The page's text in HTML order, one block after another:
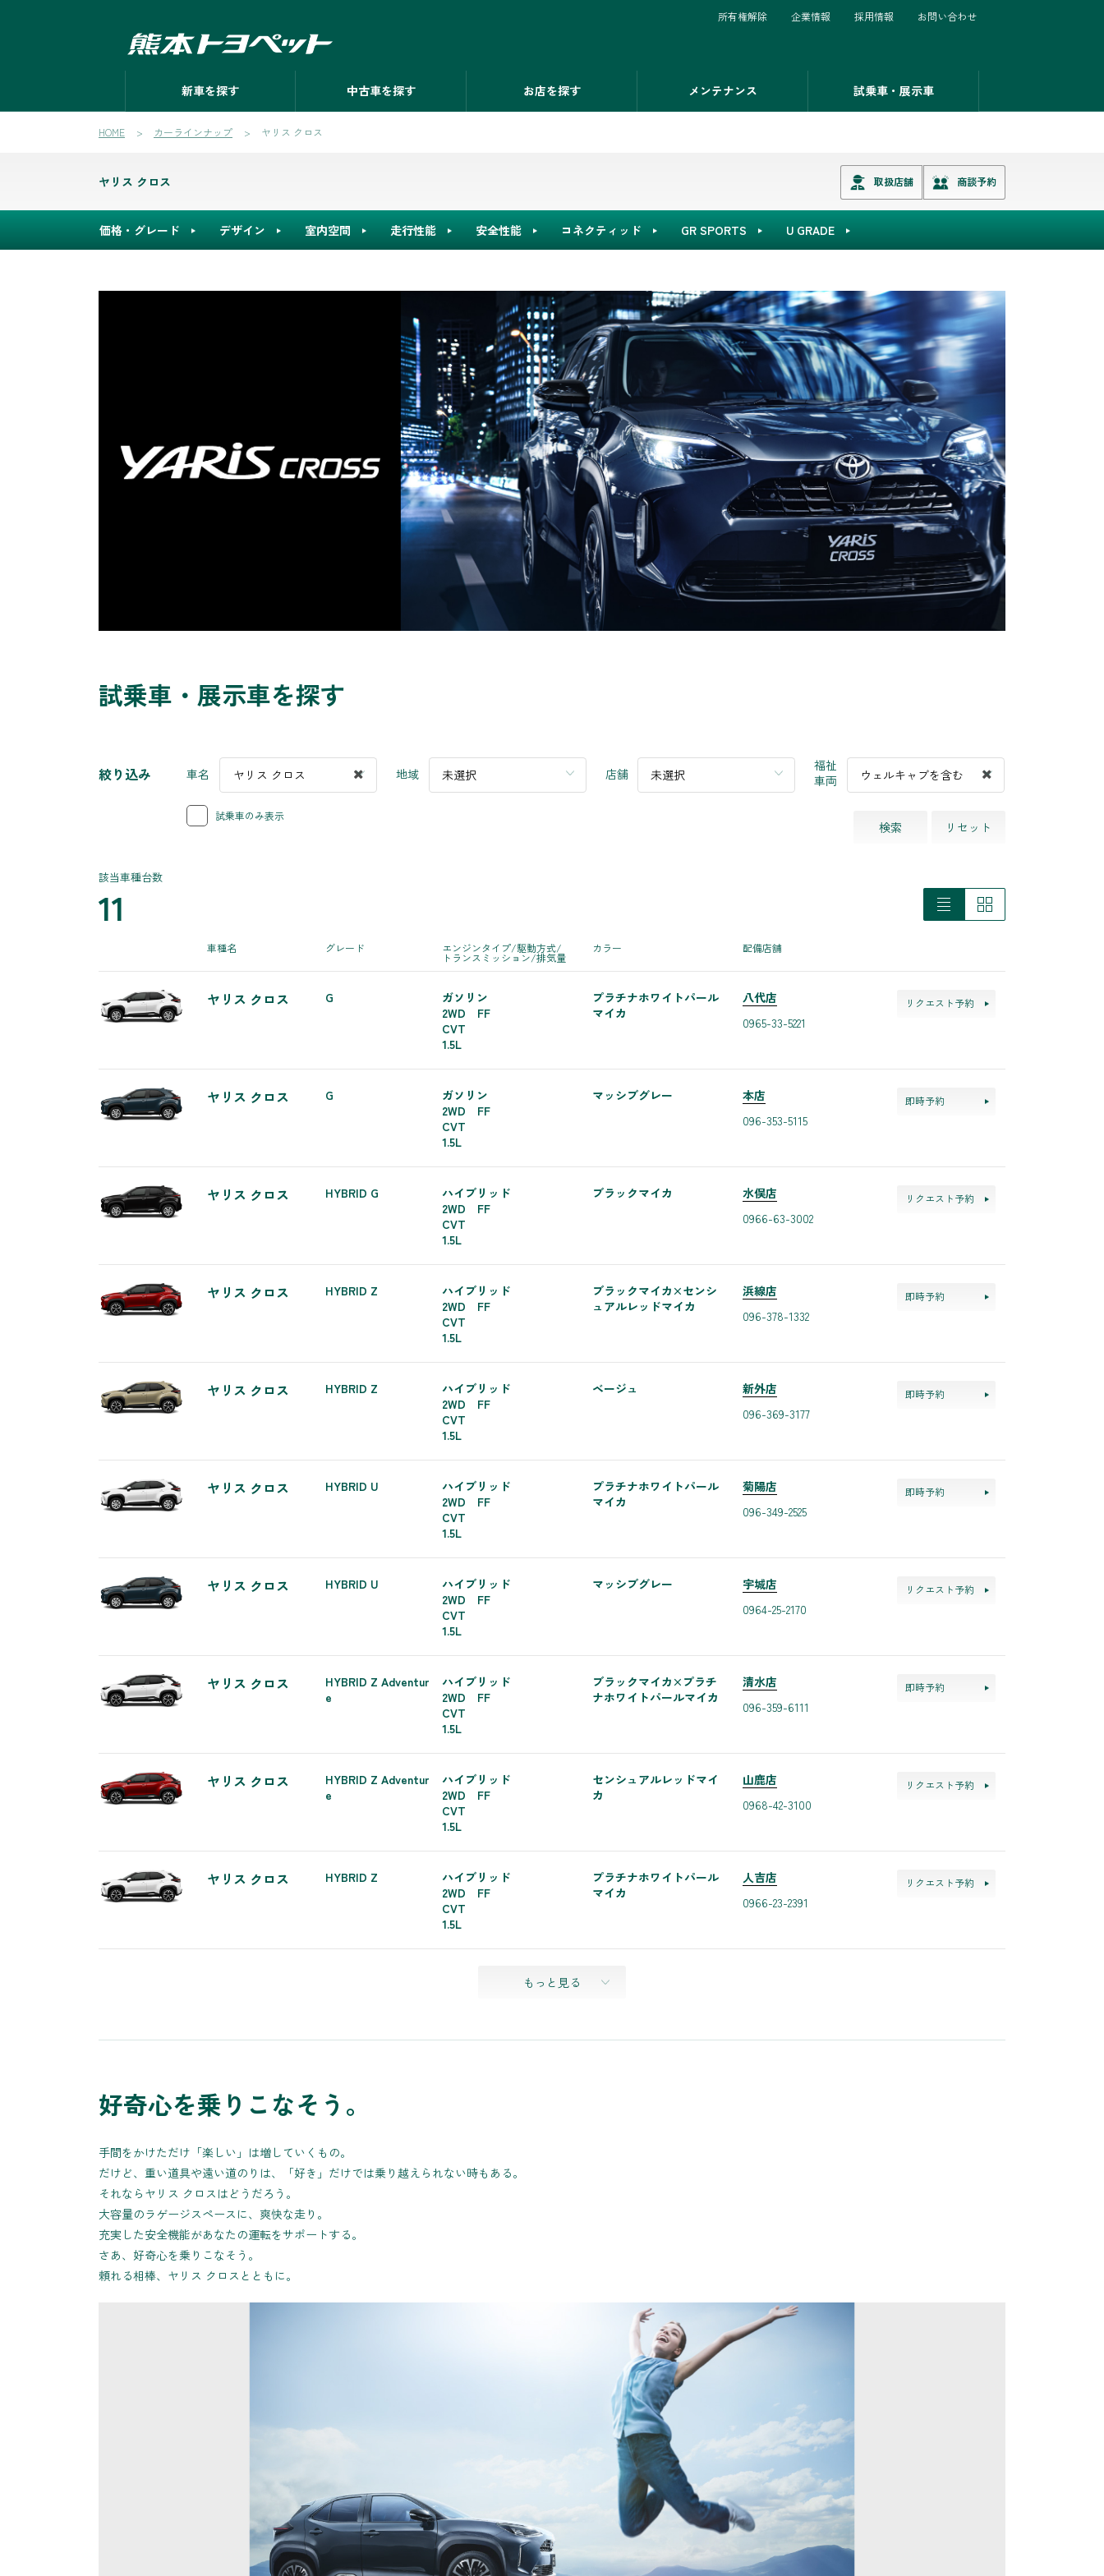
新車を探す 中古車を探す お店を探す メンテナンス 試乗車・展示車
所有権解除 企業情報 採用情報 お問い合わせ
HOME カーラインナップ ヤリス クロス
ヤリス クロス 取扱店舗 商談予約
価格・グレード デザイン 室内空間 走行性能 安全性能 コネクティッド GR SPORTS U GRADE
試乗車・展示車を探す
絞り込み 車名 ヤリス クロス 地域 未選択 店舗 未選択
福祉
車両
ウェルキャブを含む
試乗車のみ表示
検索 リセット
該当車種台数
11
車種名 グレード エンジンタイプ/駆動方式/
トランスミッション/排気量
カラー 配備店舗
ヤリス クロス G
ガソリン
2WD FF
CVT
1.5L
プラチナホワイトパール
マイカ
八代店
0965-33-5221
リクエスト予約
ヤリス クロス G
ガソリン
2WD FF
CVT
1.5L
マッシブグレー
本店
096-353-5115
即時予約
ヤリス クロス HYBRID G
ハイブリッド
2WD FF
CVT
1.5L
ブラックマイカ
水俣店
0966-63-3002
リクエスト予約
ヤリス クロス HYBRID Z
ハイブリッド
2WD FF
CVT
1.5L
ブラックマイカ×センシ
ュアルレッドマイカ
浜線店
096-378-1332
即時予約
ヤリス クロス HYBRID Z
ハイブリッド
2WD FF
CVT
1.5L
ベージュ
新外店
096-369-3177
即時予約
ヤリス クロス HYBRID U
ハイブリッド
2WD FF
CVT
1.5L
プラチナホワイトパール
マイカ
菊陽店
096-349-2525
即時予約
ヤリス クロス HYBRID U
ハイブリッド
2WD FF
CVT
1.5L
マッシブグレー
宇城店
0964-25-2170
リクエスト予約
ヤリス クロス
HYBRID Z Adventur
e
ハイブリッド
2WD FF
CVT
1.5L
ブラックマイカ×プラチ
ナホワイトパールマイカ
清水店
096-359-6111
即時予約
ヤリス クロス
HYBRID Z Adventur
e
ハイブリッド
2WD FF
CVT
1.5L
センシュアルレッドマイ
カ
山鹿店
0968-42-3100
リクエスト予約
ヤリス クロス HYBRID Z
ハイブリッド
2WD FF
CVT
1.5L
プラチナホワイトパール
マイカ
人吉店
0966-23-2391
リクエスト予約
もっと見る
好奇心を乗りこなそう。
手間をかけただけ「楽しい」は増していくもの。
だけど、重い道具や遠い道のりは、「好き」だけでは乗り越えられない時もある。
それならヤリス クロスはどうだろう。
大容量のラゲージスペースに、爽快な走り。
充実した安全機能があなたの運転をサポートする。
さあ、好奇心を乗りこなそう。
頼れる相棒、ヤリス クロスとともに。